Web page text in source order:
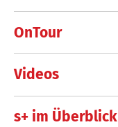
OnTour
Videos
s+ im Überblick